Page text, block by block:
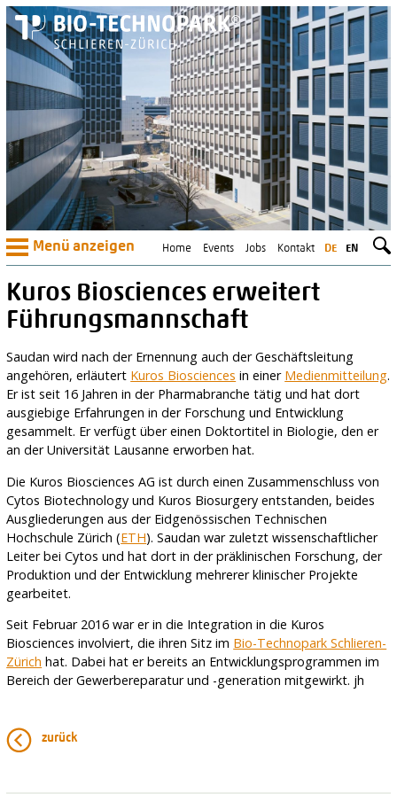
Menü anzeigen DE EN
Home Events Jobs Kontakt
Kuros Biosciences erweitert
Führungsmannschaft
Saudan wird nach der Ernennung auch der Geschäftsleitung
angehören, erläutert Kuros Biosciences in einer Medienmitteilung.
Er ist seit 16 Jahren in der Pharmabranche tätig und hat dort
ausgiebige Erfahrungen in der Forschung und Entwicklung
gesammelt. Er verfügt über einen Doktortitel in Biologie, den er
an der Universität Lausanne erworben hat.
Die Kuros Biosciences AG ist durch einen Zusammenschluss von
Cytos Biotechnology und Kuros Biosurgery entstanden, beides
Ausgliederungen aus der Eidgenössischen Technischen
Hochschule Zürich (ETH). Saudan war zuletzt wissenschaftlicher
Leiter bei Cytos und hat dort in der präklinischen Forschung, der
Produktion und der Entwicklung mehrerer klinischer Projekte
gearbeitet.
Seit Februar 2016 war er in die Integration in die Kuros
Biosciences involviert, die ihren Sitz im Bio-Technopark Schlieren-
Zürich hat. Dabei hat er bereits an Entwicklungsprogrammen im
Bereich der Gewerbereparatur und -generation mitgewirkt. jh
zurück